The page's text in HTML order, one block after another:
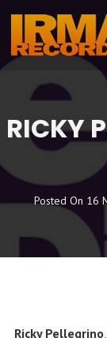
RICKY
Posted On 16
Ricky Pellegrino